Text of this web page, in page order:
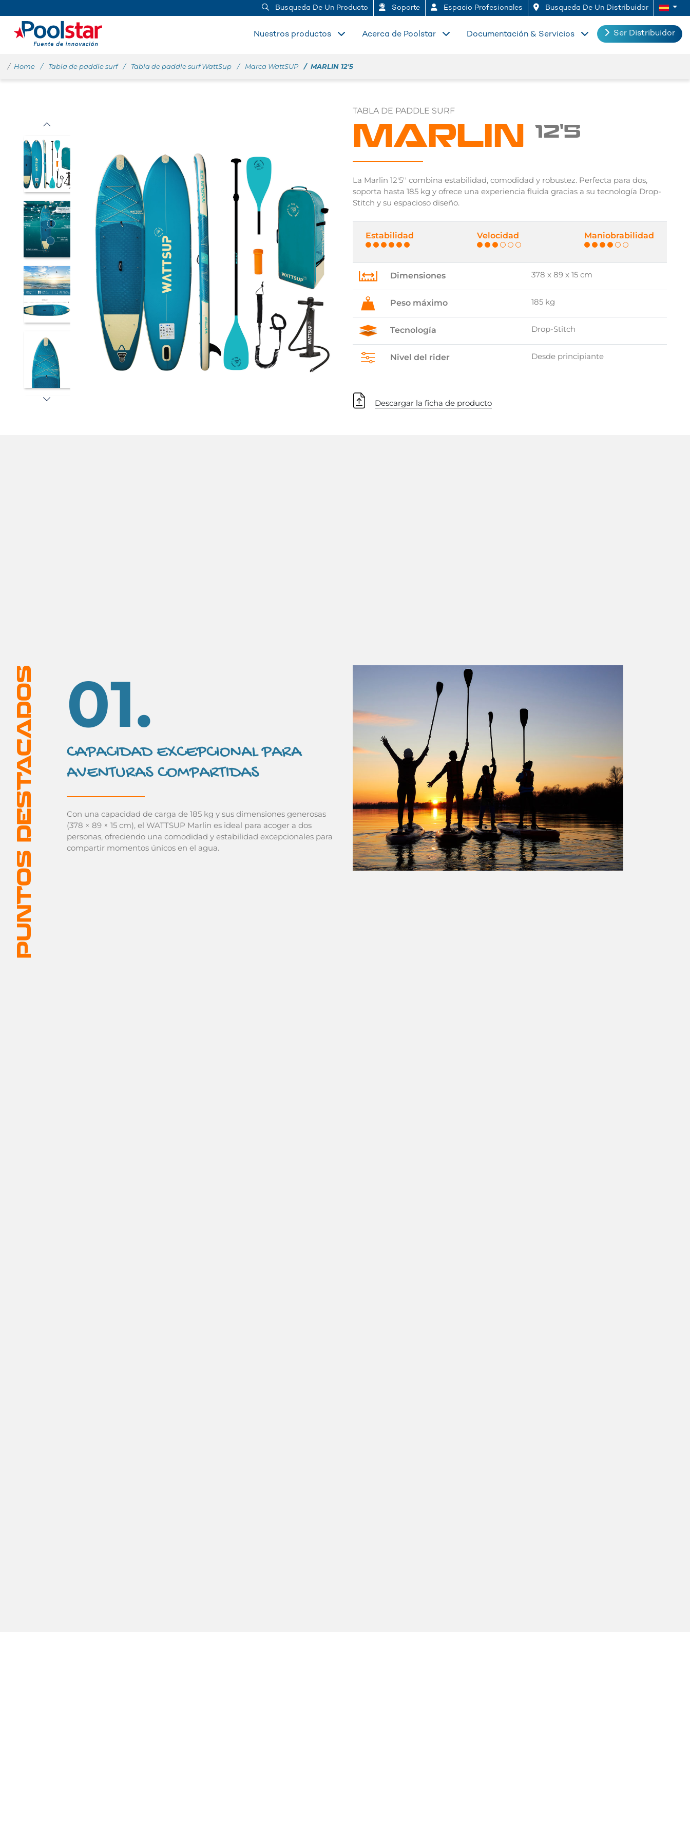
Busqueda De Un Producto Soporte Espacio Profesionales Busqueda De Un Distribuidor
Ser Distribuidor
Documentación & Servicios
Acerca de Poolstar
Nuestros productos
Home Tabla de paddle surf Tabla de paddle surf WattSup Marca WattSUP MARLIN 12'5
TABLA DE PADDLE SURF
MARLIN 12'5
La Marlin 12'5'' combina estabilidad, comodidad y robustez. Perfecta para dos,
soporta hasta 185 kg y ofrece una experiencia fluida gracias a su tecnología Drop-
Stitch y su espacioso diseño.
Estabilidad Velocidad Maniobrabilidad
Dimensiones 378 x 89 x 15 cm
Peso máximo 185 kg
Tecnología Drop-Stitch
Nivel del rider Desde principiante
Descargar la ficha de producto
PUNTOS DESTACADOS 01.
CAPACIDAD EXCEPCIONAL PARA
AVENTURAS COMPARTIDAS
Con una capacidad de carga de 185 kg y sus dimensiones generosas
(378 × 89 × 15 cm), el WATTSUP Marlin es ideal para acoger a dos
personas, ofreciendo una comodidad y estabilidad excepcionales para
compartir momentos únicos en el agua.